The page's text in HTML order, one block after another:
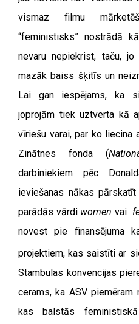
vismaz filmu
“feministisks” nostrādā
nevaru nepiekrist, taču,
mazāk baiss šķitīs un
Lai gan iespējams, ka
joprojām tiek uztverta kā
vīriešu varai, par ko liecina
Zinātnes fonda (
darbiniekiem pēc
ieviešanas nākas
parādās vārdi women vai
novest pie finansējuma
projektiem, kas saistīti ar
Stambulas konvencijas
cerams, ka ASV
kas balstās